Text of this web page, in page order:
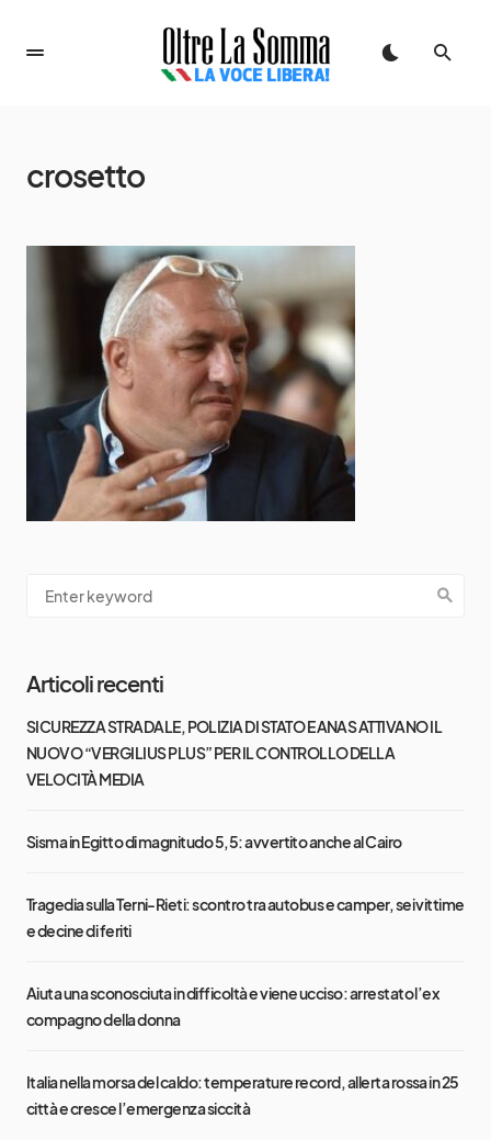
crosetto
Articoli recenti
SICUREZZA STRADALE, POLIZIA DI STATO E ANAS ATTIVANO IL
NUOVO “VERGILIUS PLUS” PER IL CONTROLLO DELLA
VELOCITÀ MEDIA
Sisma in Egitto di magnitudo 5,5: avvertito anche al Cairo
Tragedia sulla Terni-Rieti: scontro tra autobus e camper, sei vittime
e decine di feriti
Aiuta una sconosciuta in difficoltà e viene ucciso: arrestato l’ex
compagno della donna
Italia nella morsa del caldo: temperature record, allerta rossa in 25
città e cresce l’emergenza siccità